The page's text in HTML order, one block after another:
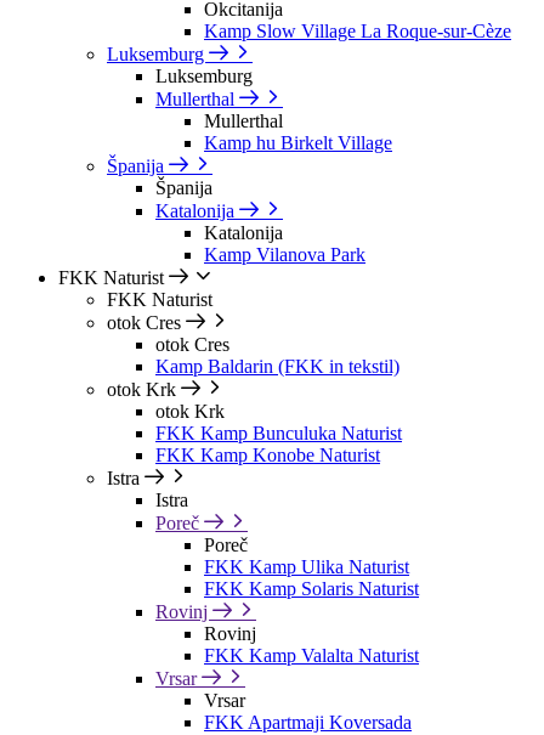
Okcitanija
Kamp Slow Village La Roque-sur-Cèze
Luksemburg
Luksemburg
Mullerthal
Mullerthal
Kamp hu Birkelt Village
Španija
Španija
Katalonija
Katalonija
Kamp Vilanova Park
FKK Naturist
FKK Naturist
otok Cres
otok Cres
Kamp Baldarin (FKK in tekstil)
otok Krk
otok Krk
FKK Kamp Bunculuka Naturist
FKK Kamp Konobe Naturist
Istra
Istra
Poreč
Poreč
FKK Kamp Ulika Naturist
FKK Kamp Solaris Naturist
Rovinj
Rovinj
FKK Kamp Valalta Naturist
Vrsar
Vrsar
FKK Apartmaji Koversada